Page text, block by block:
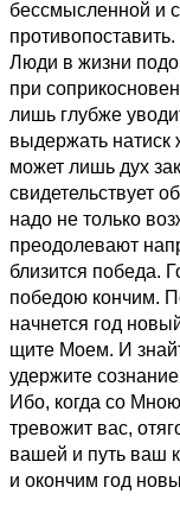
бессмысленной и
Люди в жизни
при
лишь глубже
выдержать натиск
может лишь дух
свидетельствует
надо не только
преодолевают
близится победа.
победою кончим.
начнется год
щите Моем. И
удержите
Ибо, когда со
тревожит вас,
вашей и путь ваш
и окончим год